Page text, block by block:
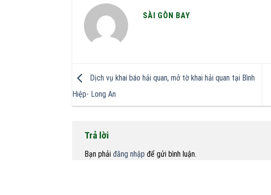
SÀI GÒN BAY
Dịch vụ khai báo hải quan, mở tờ khai hải quan tại Bình
Hiệp- Long An
Trả lời
Bạn phải đăng nhập để gửi bình luận.